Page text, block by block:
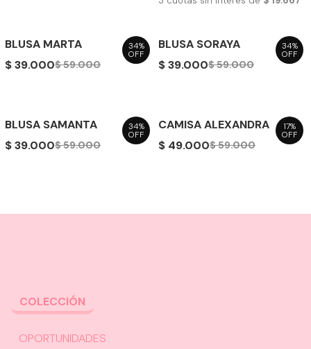
34%
OFF
BLUSA MARTA
$ 39.000$ 59.000
34%
OFF
BLUSA SORAYA
$ 39.000$ 59.000
34%
OFF
BLUSA SAMANTA
$ 39.000$ 59.000
17%
OFF
CAMISA ALEXANDRA
$ 49.000$ 59.000
COLECCIÓN
OPORTUNIDADES